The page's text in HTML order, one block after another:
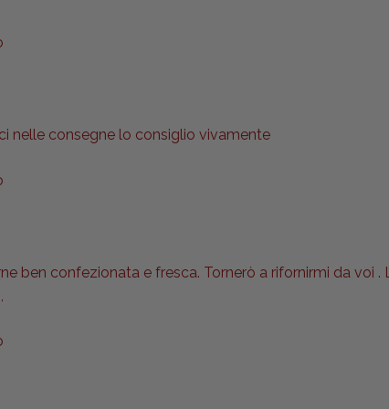
nelle consegne lo consiglio vivamente
ben confezionata e fresca. Tornerò a rifornirmi da voi